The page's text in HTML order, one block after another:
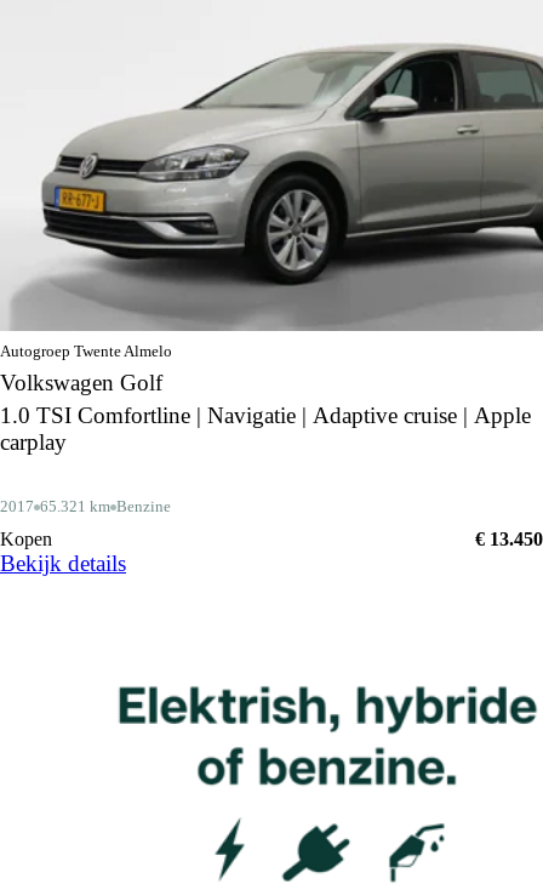
Autogroep Twente Almelo
Volkswagen Golf
1.0 TSI Comfortline | Navigatie | Adaptive cruise | Apple
carplay
2017 65.321 km Benzine
Kopen € 13.450
Bekijk details